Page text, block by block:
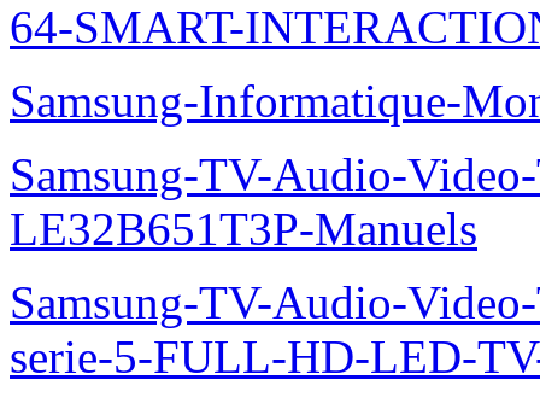
64-SMART-
Samsung-Informatique-
Samsung-TV-Audio-
LE32B651T3P-Manuels
Samsung-TV-Audio-
serie-5-FULL-HD-LED-